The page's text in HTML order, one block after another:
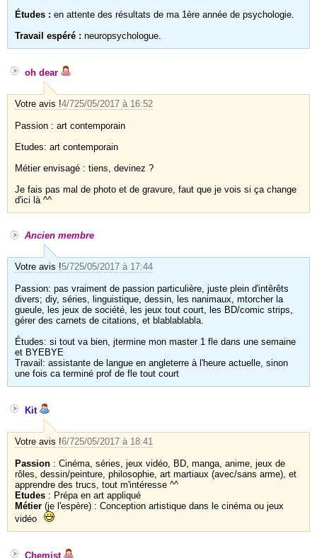
Études : en attente des résultats de ma 1ère année de psychologie.
Travail espéré : neuropsychologue.
oh dear
Votre avis !4/725/05/2017 à 16:52
Passion : art contemporain
Etudes: art contemporain
Métier envisagé : tiens, devinez ?
Je fais pas mal de photo et de gravure, faut que je vois si ça change
d'ici là ^^
Ancien membre
Votre avis !5/725/05/2017 à 17:44
Passion: pas vraiment de passion particulière, juste plein d'intêrêts
divers; diy, séries, linguistique, dessin, les nanimaux, mtorcher la
gueule, les jeux de société, les jeux tout court, les BD/comic strips,
gérer des carnets de citations, et blablablabla.
Études: si tout va bien, jtermine mon master 1 fle dans une semaine
et BYEBYE
Travail: assistante de langue en angleterre à l'heure actuelle, sinon
une fois ca terminé prof de fle tout court
Kit
Votre avis !6/725/05/2017 à 18:41
Passion : Cinéma, séries, jeux vidéo, BD, manga, anime, jeux de
rôles, dessin/peinture, philosophie, art martiaux (avec/sans arme), et
apprendre des trucs, tout m'intéresse ^^
Etudes : Prépa en art appliqué
Métier (je l'espère) : Conception artistique dans le cinéma ou jeux
vidéo
Chemist